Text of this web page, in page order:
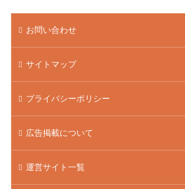
お問い合わせ
サイトマップ
プライバシーポリシー
広告掲載について
運営サイト一覧